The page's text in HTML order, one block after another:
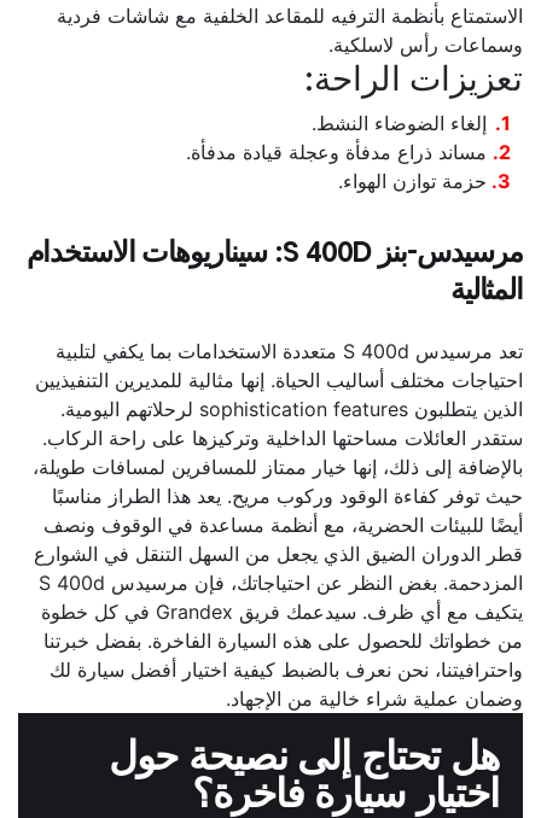
الاستمتاع بأنظمة الترفيه للمقاعد الخلفية مع شاشات فردية
وسماعات رأس لاسلكية.
تعزيزات الراحة:
إلغاء الضوضاء النشط.
مساند ذراع مدفأة وعجلة قيادة مدفأة.
حزمة توازن الهواء.
مرسيدس-بنز S 400D: سيناريوهات الاستخدام
المثالية
تعد مرسيدس S 400d متعددة الاستخدامات بما يكفي لتلبية
احتياجات مختلف أساليب الحياة. إنها مثالية للمديرين التنفيذيين
الذين يتطلبون sophistication features لرحلاتهم اليومية.
ستقدر العائلات مساحتها الداخلية وتركيزها على راحة الركاب.
بالإضافة إلى ذلك، إنها خيار ممتاز للمسافرين لمسافات طويلة،
حيث توفر كفاءة الوقود وركوب مريح. يعد هذا الطراز مناسبًا
أيضًا للبيئات الحضرية، مع أنظمة مساعدة في الوقوف ونصف
قطر الدوران الضيق الذي يجعل من السهل التنقل في الشوارع
المزدحمة. بغض النظر عن احتياجاتك، فإن مرسيدس S 400d
يتكيف مع أي ظرف. سيدعمك فريق Grandex في كل خطوة
من خطواتك للحصول على هذه السيارة الفاخرة. بفضل خبرتنا
واحترافيتنا، نحن نعرف بالضبط كيفية اختيار أفضل سيارة لك
وضمان عملية شراء خالية من الإجهاد.
هل تحتاج إلى نصيحة حول
اختيار سيارة فاخرة؟